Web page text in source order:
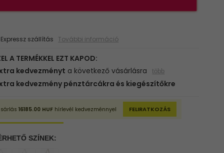
szállítás További információ